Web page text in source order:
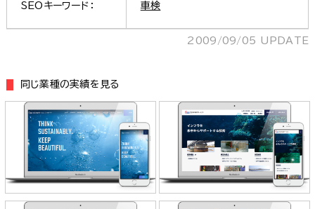
SEOキーワード： 車検
2009/09/05 UPDATE
同じ業種の実績を見る
株式会社日本海洋サービス 様 株式会社日本海洋サービス 様